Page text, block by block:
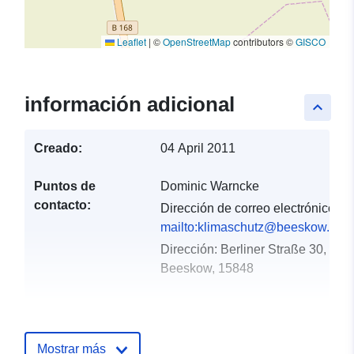
Leaflet | ©OpenStreetMapcontributors ©GISCO
keyboard_arrow_up
información adicional
Creado: 04 April 2011
Puntos de
contacto:
Dominic Warncke
Dirección de correo electrónico:
mailto:klimaschutz@beeskow.de
Dirección: Berliner Straße 30,
Beeskow, 15848
Mostrar más